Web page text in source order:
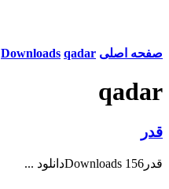
صفحه اصلی Downloads qadar
qadar
قدر
قدر156 Downloadsدانلود ...